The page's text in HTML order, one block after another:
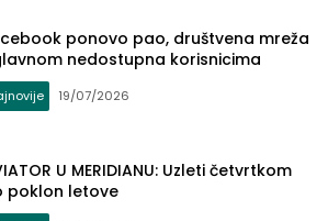
ponovo pao, društvena mreža
nedostupna korisnicima
19/07/2026
U MERIDIANU: Uzleti četvrtkom
poklon letove